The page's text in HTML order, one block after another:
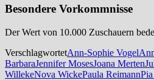
Besondere Vorkommnisse
Der Wert von 10.000 Zuschauern
VerschlagwortetAnn-Sophie Vogel
BarbaraJennifer MosesJoana Merten
WillekeNova WickePaula Reimann